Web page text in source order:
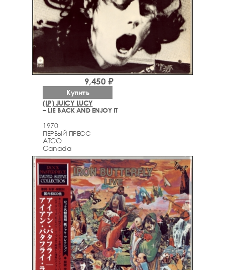
(LP) JUICY LUCY
– LIE BACK AND ENJOY IT
1970
ПЕРВЫЙ ПРЕСС
ATCO
Canada
9,450 ₽
Купить